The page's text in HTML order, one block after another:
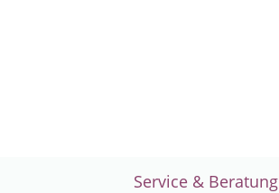
Service & Beratung